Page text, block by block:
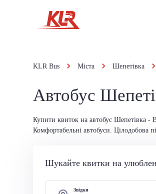
KLR Bus Міста Шепетівка
Автобус
Купити квиток на автобус Шепетівка -
Комфортабельні автобуси. Цілодобова
Шукайте квитки на
Звідки